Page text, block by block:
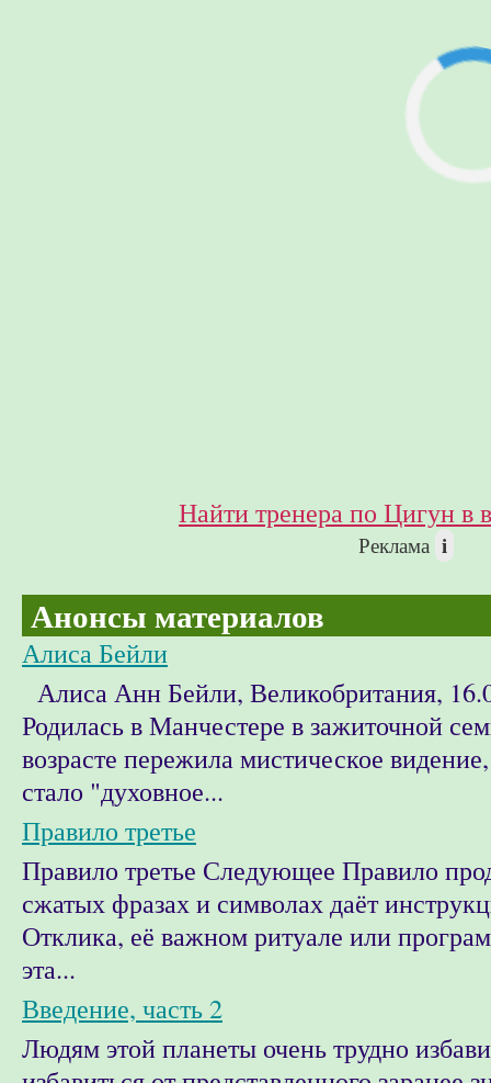
Найти тренера по Цигун в
Реклама i
Анонсы материалов
Алиса Бейли
Алиса Анн Бейли, Великобритания,
Родилась в Манчестере в зажиточной
возрасте пережила мистическое
стало "духовное...
Правило третье
Правило третье Следующее Правило
сжатых фразах и символах даёт
Отклика, её важном ритуале или
эта...
Введение, часть 2
Людям этой планеты очень трудно